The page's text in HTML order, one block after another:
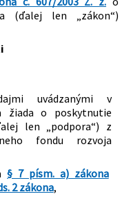
(ďalej len „zákon“)
uvádzanými v
žiada o poskytnutie
len „podpora“) z
fondu rozvoja
§ 7 písm. a) zákona
2 zákona,